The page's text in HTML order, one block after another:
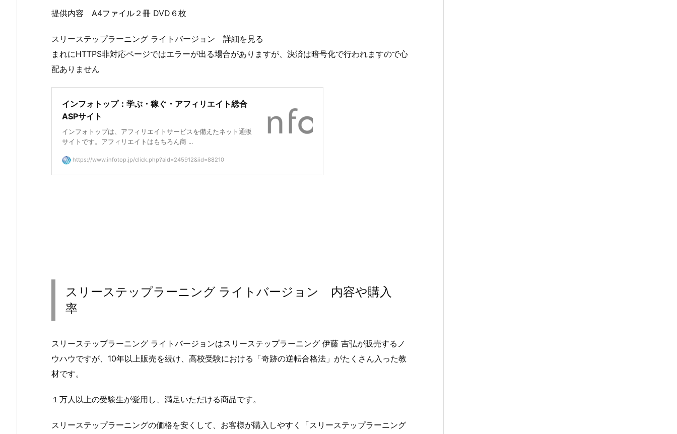
提供内容 A4ファイル２冊 DVD６枚
スリーステップラーニング ライトバージョン 詳細を見る
まれにHTTPS非対応ページではエラーが出る場合がありますが、決済は暗号化で行われますので心
配ありません
インフォトップ：学ぶ・稼ぐ・アフィリエイト総合
ASPサイト
インフォトップは、アフィリエイトサービスを備えたネット通販
サイトです。アフィリエイトはもちろん商 ...
https://www.infotop.jp/click.php?aid=245912&iid=88210
スリーステップラーニング ライトバージョン 内容や購入
率
スリーステップラーニング ライトバージョンはスリーステップラーニング 伊藤 吉弘が販売するノ
ウハウですが、10年以上販売を続け、高校受験における「奇跡の逆転合格法」がたくさん入った教
材です。
１万人以上の受験生が愛用し、満足いただける商品です。
スリーステップラーニングの価格を安くして、お客様が購入しやすく「スリーステップラーニング